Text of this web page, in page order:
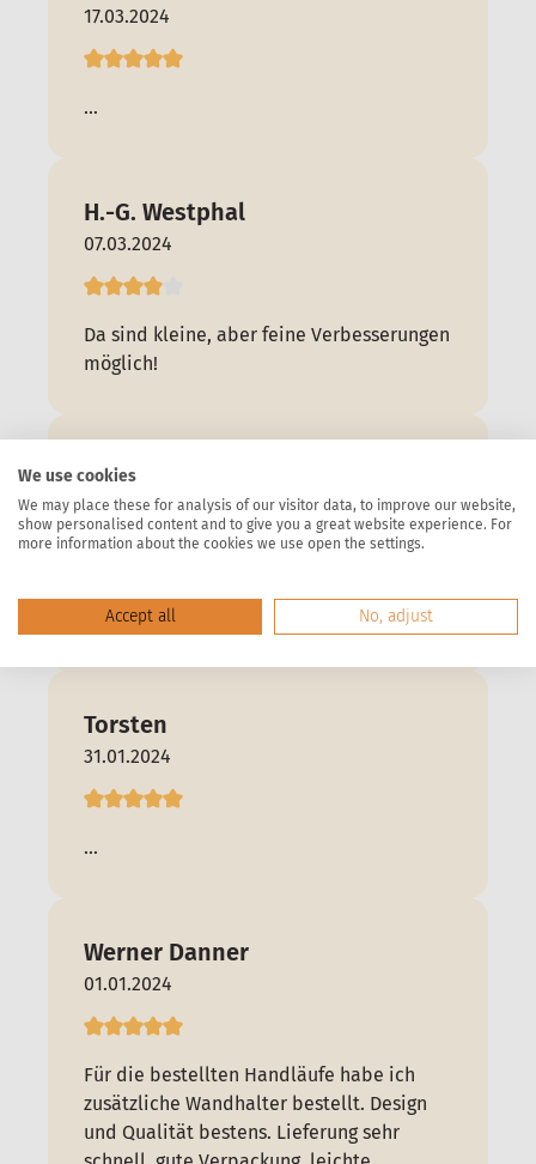
17.03.2024
...
H.-G. Westphal
07.03.2024
Da sind kleine, aber feine Verbesserungen
möglich!
Alfons Ott
17.02.2024
elegantes Aussehen. Immer wieder !!
Torsten
31.01.2024
...
Werner Danner
01.01.2024
Für die bestellten Handläufe habe ich
zusätzliche Wandhalter bestellt. Design
und Qualität bestens. Lieferung sehr
We use cookies
We may place these for analysis of our visitor data, to improve our website,
show personalised content and to give you a great website experience. For
more information about the cookies we use open the settings.
Accept all No, adjust